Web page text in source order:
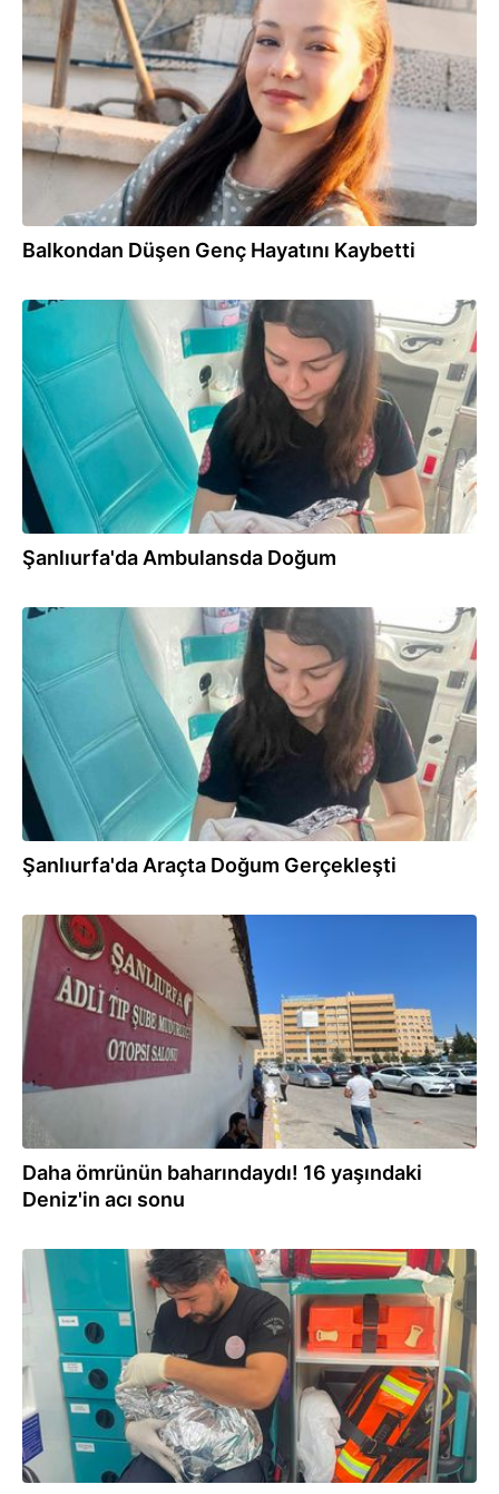
06.08.2026
Balkondan Düşen Genç Hayatını Kaybetti
06.08.2026
Şanlıurfa'da Ambulansda Doğum
Şanlıurfa'da Araçta Doğum Gerçekleşti
06.08.2026
Daha ömrünün baharındaydı! 16 yaşındaki
Deniz'in acı sonu
06.08.2026